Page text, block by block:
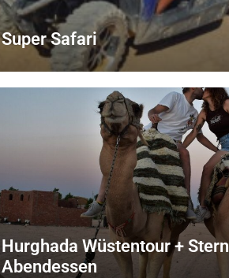
Super Safari
Hurghada Wüstentour +
Abendessen